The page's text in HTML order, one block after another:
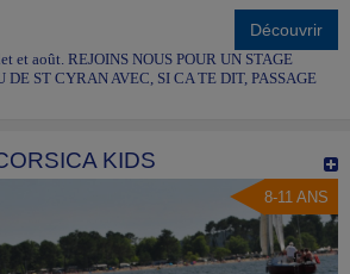
Découvrir
et août. REJOINS NOUS POUR UN STAGE
DE ST CYRAN AVEC, SI CA TE DIT, PASSAGE
KIDS
8-11 ANS